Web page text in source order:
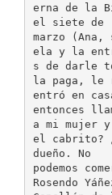
erna de la
el siete de
marzo
ela y la
s de darle
la paga, le
entró en
entonces
a mi mujer
el cabrito?
dueño. No
podemos
Rosendo